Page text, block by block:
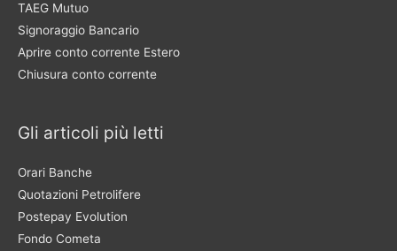
TAEG Mutuo
Signoraggio Bancario
Aprire conto corrente Estero
Chiusura conto corrente
Gli articoli più letti
Orari Banche
Quotazioni Petrolifere
Postepay Evolution
Fondo Cometa